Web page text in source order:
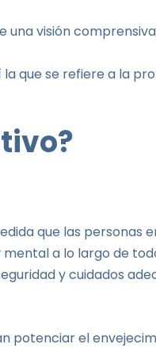
una visión
que se refiere a la
que las personas
a lo largo de
y cuidados
potenciar el